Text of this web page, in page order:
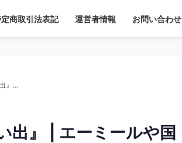
商取引法表記 運営者情報 お問い合わせ
【短編小説】ヘルマン・ヘッセ『少年の日の思い出』 | エーミールや国語のあらすじを解説
出』 | エーミールや国